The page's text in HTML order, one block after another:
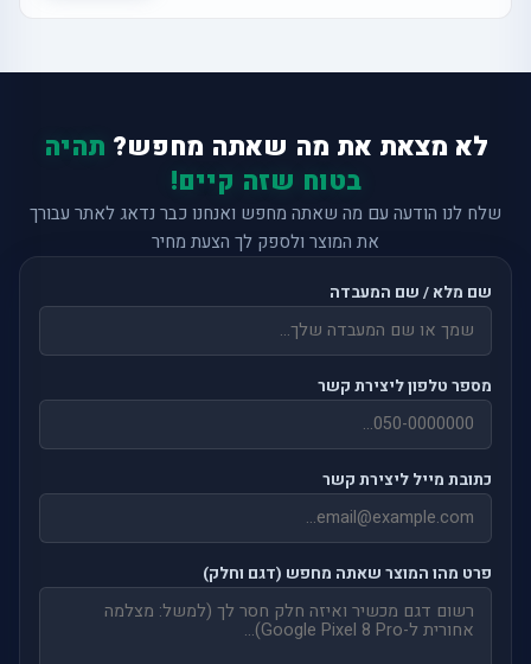
לא מצאת את מה שאתה מחפש? תהיה
בטוח שזה קיים!
שלח לנו הודעה עם מה שאתה מחפש ואנחנו כבר נדאג לאתר עבורך
את המוצר ולספק לך הצעת מחיר
שם מלא / שם המעבדה
מספר טלפון ליצירת קשר
כתובת מייל ליצירת קשר
פרט מהו המוצר שאתה מחפש (דגם וחלק)